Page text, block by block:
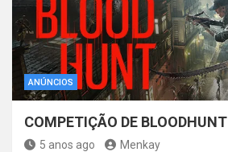
ANÚNCIOS
COMPETIÇÃO DE BLOODHUNT
5 anos ago Menkay